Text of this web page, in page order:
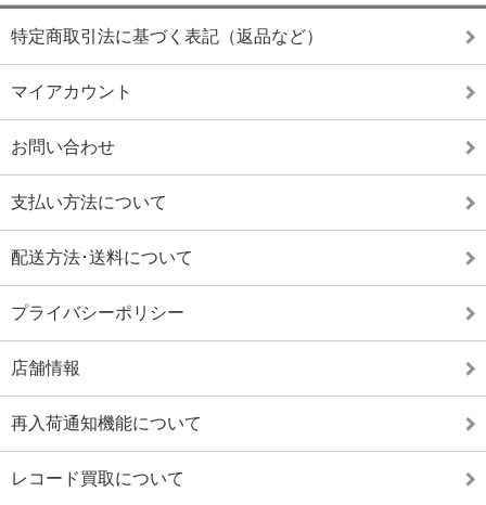
特定商取引法に基づく表記（返品など）
マイアカウント
お問い合わせ
支払い方法について
配送方法･送料について
プライバシーポリシー
店舗情報
再入荷通知機能について
レコード買取について